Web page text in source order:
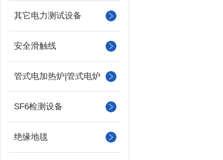
其它电力测试设备
安全滑触线
管式电加热炉|管式电炉
SF6检测设备
绝缘地毯